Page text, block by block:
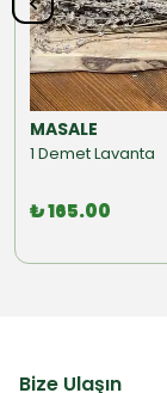
MASALE
1 Demet Lavanta
₺ 165.00
Bize Ulaşın